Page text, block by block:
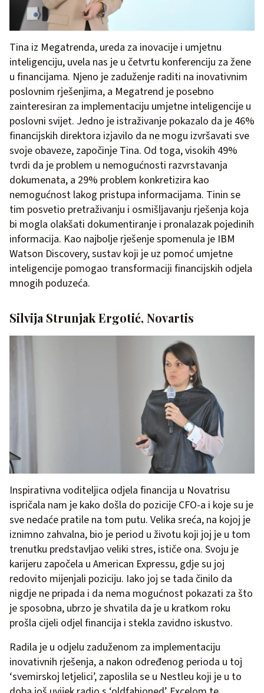
Tina iz Megatrenda, ureda za inovacije i umjetnu
inteligenciju, uvela nas je u četvrtu konferenciju za žene
u financijama. Njeno je zaduženje raditi na inovativnim
poslovnim rješenjima, a Megatrend je posebno
zainteresiran za implementaciju umjetne inteligencije u
poslovni svijet. Jedno je istraživanje pokazalo da je 46%
financijskih direktora izjavilo da ne mogu izvršavati sve
svoje obaveze, započinje Tina. Od toga, visokih 49%
tvrdi da je problem u nemogućnosti razvrstavanja
dokumenata, a 29% problem konkretizira kao
nemogućnost lakog pristupa informacijama. Tinin se
tim posvetio pretraživanju i osmišljavanju rješenja koja
bi mogla olakšati dokumentiranje i pronalazak pojedinih
informacija. Kao najbolje rješenje spomenula je IBM
Watson Discovery, sustav koji je uz pomoć umjetne
inteligencije pomogao transformaciji financijskih odjela
mnogih poduzeća.
Silvija Strunjak Ergotić, Novartis
Inspirativna voditeljica odjela financija u Novatrisu
ispričala nam je kako došla do pozicije CFO-a i koje su je
sve nedaće pratile na tom putu. Velika sreća, na kojoj je
iznimno zahvalna, bio je period u životu koji joj je u tom
trenutku predstavljao veliki stres, ističe ona. Svoju je
karijeru započela u American Expressu, gdje su joj
redovito mijenjali poziciju. Iako joj se tada činilo da
nigdje ne pripada i da nema mogućnost pokazati za što
je sposobna, ubrzo je shvatila da je u kratkom roku
prošla cijeli odjel financija i stekla zavidno iskustvo.
Radila je u odjelu zaduženom za implementaciju
inovativnih rješenja, a nakon određenog perioda u toj
‘svemirskoj letjelici’, zaposlila se u Nestleu koji je u to